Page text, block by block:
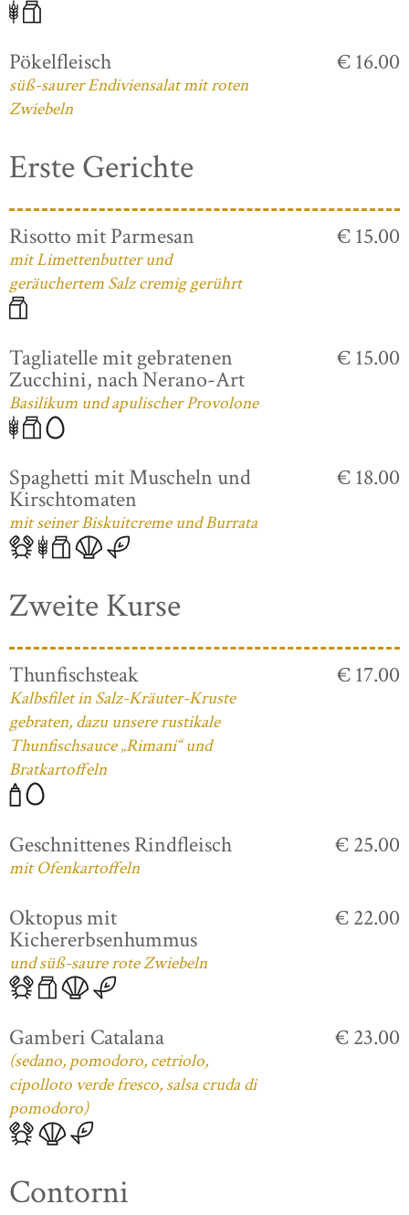
Pökelfleisch
süß-saurer Endiviensalat mit roten
Zwiebeln
€ 16.00
Erste Gerichte
Risotto mit Parmesan
mit Limettenbutter und
geräuchertem Salz cremig gerührt
€ 15.00
Tagliatelle mit gebratenen
Zucchini, nach Nerano-Art
Basilikum und apulischer Provolone
€ 15.00
Spaghetti mit Muscheln und
Kirschtomaten
mit seiner Biskuitcreme und Burrata
€ 18.00
Zweite Kurse
Thunfischsteak
Kalbsfilet in Salz-Kräuter-Kruste
gebraten, dazu unsere rustikale
Thunfischsauce „Rimani“ und
Bratkartoffeln
€ 17.00
Geschnittenes Rindfleisch
mit Ofenkartoffeln
€ 25.00
Oktopus mit
Kichererbsenhummus
und süß-saure rote Zwiebeln
€ 22.00
Gamberi Catalana
(sedano, pomodoro, cetriolo,
cipolloto verde fresco, salsa cruda di
pomodoro)
€ 23.00
Contorni